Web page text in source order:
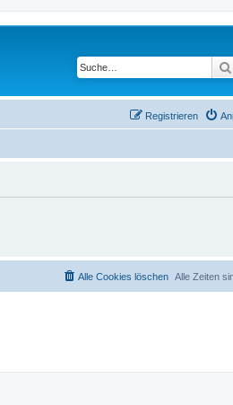
Registrieren
Alle Zeiten
Alle Cookies löschen